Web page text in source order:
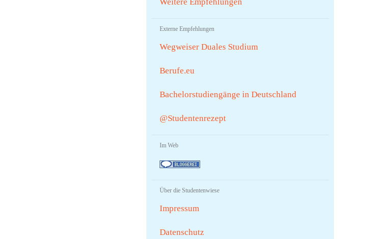
Externe Empfehlungen
Wegweiser Duales Studium
Berufe.eu
Bachelorstudiengänge in Deutschland
@Studentenrezept
Im Web
Über die Studentenwiese
Impressum
Datenschutz